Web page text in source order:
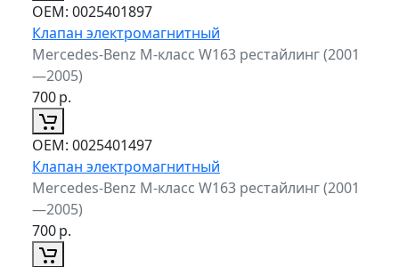
ОЕМ: 0025401897
Клапан электромагнитный
Mercedes-Benz M-класс W163 рестайлинг (2001
—2005)
700р.
ОЕМ: 0025401497
Клапан электромагнитный
Mercedes-Benz M-класс W163 рестайлинг (2001
—2005)
700р.